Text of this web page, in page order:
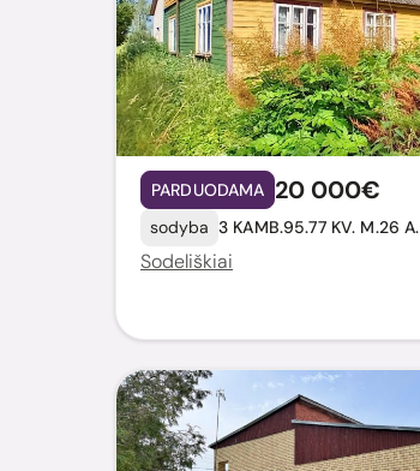
PARDUODAMA 20 000€
sodyba 3 KAMB.95.77 KV. M.26 A.
Sodeliškiai